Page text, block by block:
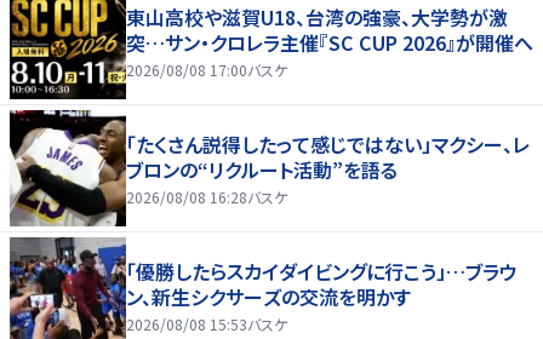
東山高校や滋賀U18、台湾の強豪、大学勢が激
突…サン・クロレラ主催『SC CUP 2026』が開催へ
2026/08/08 17:00バスケ
「たくさん説得したって感じではない」マクシー、レ
ブロンの“リクルート活動”を語る
2026/08/08 16:28バスケ
「優勝したらスカイダイビングに行こう」…ブラウ
ン、新生シクサーズの交流を明かす
2026/08/08 15:53バスケ